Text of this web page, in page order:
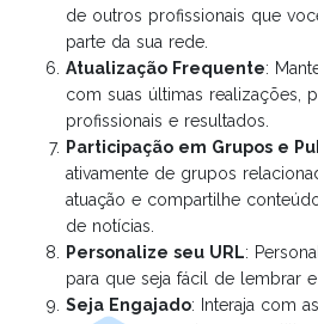
de outros profissionais que
parte da sua rede.
Atualização Frequente:
com suas últimas realizações,
profissionais e resultados.
Participação em Grupos e
ativamente de grupos
atuação e compartilhe
de notícias.
Personalize seu URL:
para que seja fácil de lembrar
Seja Engajado: Interaja com